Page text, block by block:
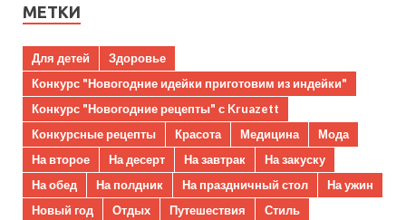
МЕТКИ
Для детей
Здоровье
Конкурс "Новогодние идейки приготовим из индейки"
Конкурс "Новогодние рецепты" с Kruazett
Конкурсные рецепты
Красота Медицина
Мода
На второе
На десерт На завтрак
На закуску
На обед
На полдник На праздничный стол
На ужин
Новый год
Отдых Путешествия
Стиль